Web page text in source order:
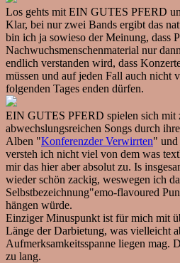
Los gehts mit EIN GUTES PFERD
Klar, bei nur zwei Bands ergibt das
bin ich ja sowieso der Meinung, dass
Nachwuchsmenschenmaterial nur
endlich verstanden wird, dass
müssen und auf jeden Fall auch nicht
folgenden Tages enden dürfen.
EIN GUTES PFERD spielen sich mit
abwechslungsreichen Songs durch
Alben "Konferenzder Verwirrten"
versteh ich nicht viel von dem was
mir das hier aber absolut zu. Is
wieder schön zackig, weswegen ich
Selbstbezeichnung"emo-flavoured
hängen würde.
Einziger Minuspunkt ist für mich mit
Länge der Darbietung, was vielleicht
Aufmerksamkeitsspanne liegen mag.
zu lang.